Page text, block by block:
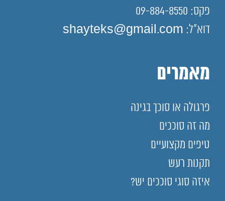
פקס: 09-884-8550
דוא"ל: shayteks@gmail.com
מאמרים
פרגולה או סוכך בגינה
מה זה סוככים
טיפים מקצועיים
תקנות רעש
איזה סוגי סוככים יש?